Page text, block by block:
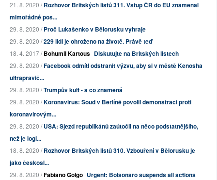
21. 8. 2020 /Rozhovor Britských listů 311. Vstup ČR do EU znamenal
mimořádné pos...
29. 8. 2020 /Proč Lukašenko v Bělorusku vyhraje
29. 8. 2020 /229 lidí je ohroženo na životě. Právě teď
18. 4. 2017 /Bohumil Kartous Diskutujte na Britských listech
29. 8. 2020 /Facebook odmítl odstranit výzvu, aby si v městě Kenosha
ultrapravič...
29. 8. 2020 /Trumpův kult - a co znamená
29. 8. 2020 /Koronavirus: Soud v Berlíně povolil demonstraci proti
koronavirovým...
29. 8. 2020 /USA: Sjezd republikánů zaútočil na něco podstatnějšího,
než je logi...
18. 8. 2020 /Rozhovor Britských listů 310. Vzbouření v Bělorusku je
jako českosl...
29. 8. 2020 /Fabiano Golgo Urgent: Bolsonaro suspends all actions